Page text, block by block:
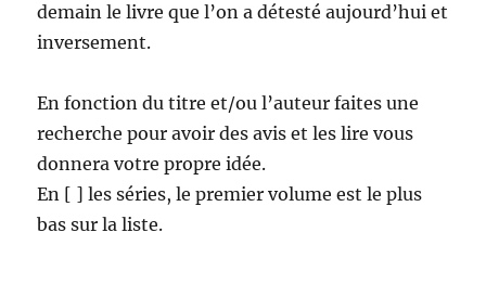
demain le livre que l’on a détesté aujourd’hui et
inversement.
En fonction du titre et/ou l’auteur faites une
recherche pour avoir des avis et les lire vous
donnera votre propre idée.
En [ ] les séries, le premier volume est le plus
bas sur la liste.